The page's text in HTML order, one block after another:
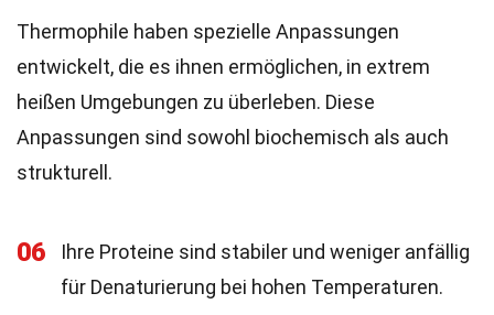
Thermophile haben spezielle Anpassungen
entwickelt, die es ihnen ermöglichen, in extrem
heißen Umgebungen zu überleben. Diese
Anpassungen sind sowohl biochemisch als auch
strukturell.
06
Ihre Proteine sind stabiler und weniger anfällig
für Denaturierung bei hohen Temperaturen.